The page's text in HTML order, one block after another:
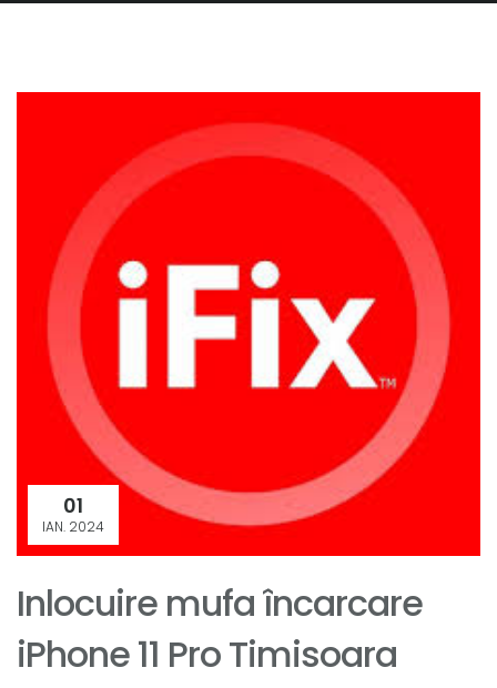
01
IAN. 2024
Inlocuire mufa încarcare
iPhone 11 Pro Timisoara